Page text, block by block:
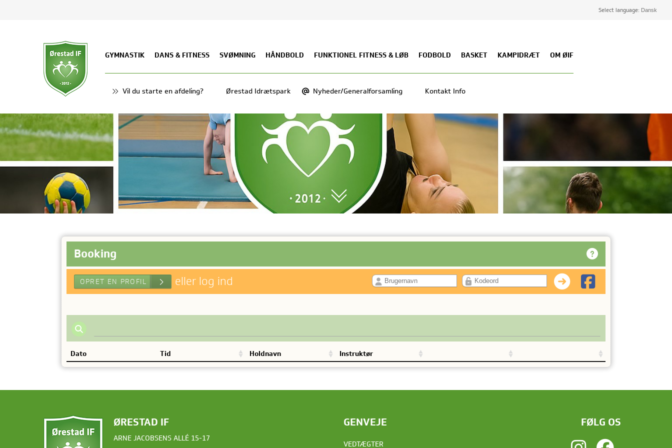
Select language:
GYMNASTIK DANS & FITNESS SVØMNING HÅNDBOLD FUNKTIONEL FITNESS & LØB FODBOLD BASKET KAMPIDRÆT OM ØIF
Vil du starte en afdeling? Ørestad Idrætspark Nyheder/Generalforsamling Kontakt Info
Booking
eller log ind
Dato Tid Holdnavn Instruktør
ØRESTAD IF
ARNE JACOBSENS ALLÉ 15-17
GENVEJE
VEDTÆGTER
FØLG OS